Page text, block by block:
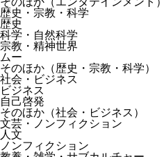
歴史・宗教・科学
歴史
科学・自然科学
宗教・精神世界
ムー
そのほか（歴史・宗教・科学）
社会・ビジネス
ビジネス
自己啓発
そのほか（社会・ビジネス）
文芸・ノンフィクション
人文
ノンフィクション